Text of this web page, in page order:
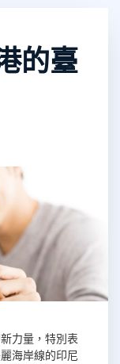
的臺
力量，特別表
海岸線的印尼